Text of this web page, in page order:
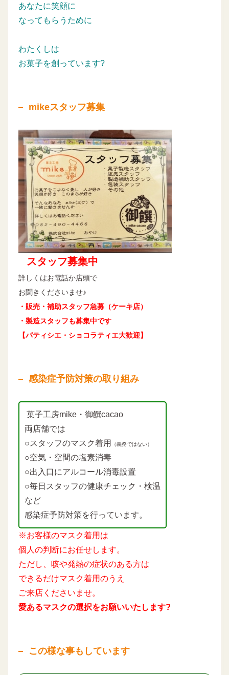
あなたに笑顔に
なってもらうために
わたくしは
お菓子を創っています?
mikeスタッフ募集
スタッフ募集中
詳しくはお電話か店頭で
お聞きくださいませ♪
・販売・補助スタッフ急募（ケーキ店）
・製造スタッフも募集中です
【パティシエ・ショコラティエ大歓迎】
感染症予防対策の取り組み
菓子工房mike・御饌cacao
両店舗では
○スタッフのマスク着用
（義務ではない）
○空気・空間の塩素消毒
○出入口にアルコール消毒設置
○毎日スタッフの健康チェック・検温
など
感染症予防対策を行っています。
※お客様のマスク着用は
個人の判断にお任せします。
ただし、咳や発熱の症状のある方は
できるだけマスク着用のうえ
ご来店くださいませ。
愛あるマスクの選択をお願いいたします?
この様な事もしています